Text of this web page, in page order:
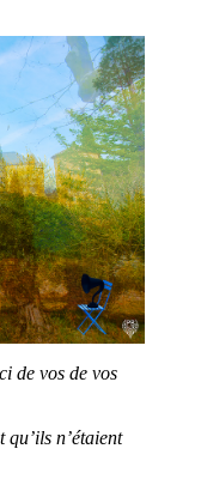
de vos de vos
qu’ils n’étaient